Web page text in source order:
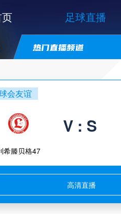
足球直播
会友谊
希滕贝格47
V : S
高清直播